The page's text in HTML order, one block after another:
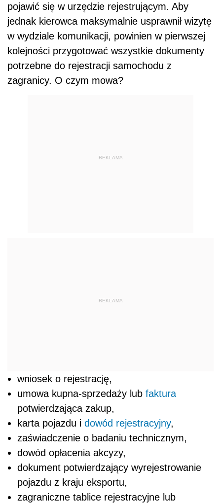
pojawić się w urzędzie rejestrującym. Aby
jednak kierowca maksymalnie usprawnił wizytę
w wydziale komunikacji, powinien w pierwszej
kolejności przygotować wszystkie dokumenty
potrzebne do rejestracji samochodu z
zagranicy. O czym mowa?
REKLAMA
REKLAMA
wniosek o rejestrację,
umowa kupna-sprzedaży lub faktura
potwierdzająca zakup,
karta pojazdu i dowód rejestracyjny,
zaświadczenie o badaniu technicznym,
dowód opłacenia akcyzy,
dokument potwierdzający wyrejestrowanie
pojazdu z kraju eksportu,
zagraniczne tablice rejestracyjne lub